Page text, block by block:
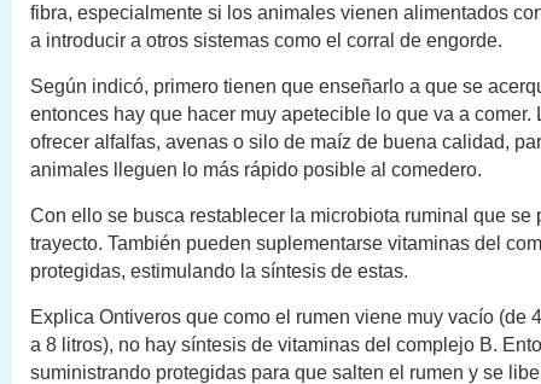
fibra, especialmente si los animales vienen alimentados
a introducir a otros sistemas como el corral de engorde.
Según indicó, primero tienen que enseñarlo a que se
entonces hay que hacer muy apetecible lo que va a comer.
ofrecer alfalfas, avenas o silo de maíz de buena calidad,
animales lleguen lo más rápido posible al comedero.
Con ello se busca restablecer la microbiota ruminal que se
trayecto. También pueden suplementarse vitaminas del
protegidas, estimulando la síntesis de estas.
Explica Ontiveros que como el rumen viene muy vacío (de
a 8 litros), no hay síntesis de vitaminas del complejo B.
suministrando protegidas para que salten el rumen y se